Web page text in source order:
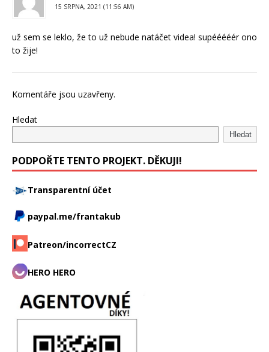
15 SRPNA, 2021 (11:56 AM)
už sem se leklo, že to už nebude natáčet videa! supééééér ono
to žije!
Komentáře jsou uzavřeny.
Hledat
Hledat
PODPOŘTE TENTO PROJEKT. DĚKUJI!
Transparentní účet
paypal.me/frantakub
Patreon/incorrectCZ
HERO HERO